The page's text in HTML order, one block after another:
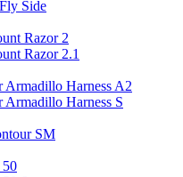
Side
Razor 2
Razor 2.1
Armadillo Harness A2
Armadillo Harness S
SM